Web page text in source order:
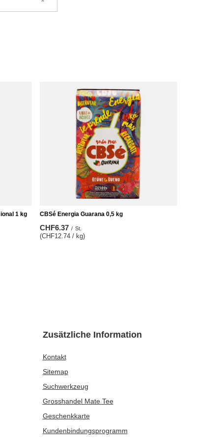
1 kg CBSé Energia Guarana 0,5 kg
CHF6.37 / St.
(CHF12.74 / kg)
Zusätzliche Information
Kontakt
Sitemap
Suchwerkzeug
Grosshandel Mate Tee
Geschenkkarte
Kundenbindungsprogramm